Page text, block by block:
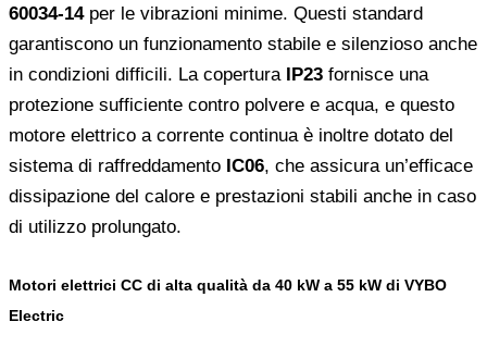
60034-14per le vibrazioni minime. Questi standard
garantiscono un funzionamento stabile e silenzioso anche
in condizioni difficili. La copertura IP23 fornisce una
protezione sufficiente contro polvere e acqua, e questo
motore elettrico a corrente continua è inoltre dotato del
sistema di raffreddamento IC06, che assicura un’efficace
dissipazione del calore e prestazioni stabili anche in caso
di utilizzo prolungato.
Motori elettrici CC di alta qualità da 40 kW a 55 kW di VYBO
Electric